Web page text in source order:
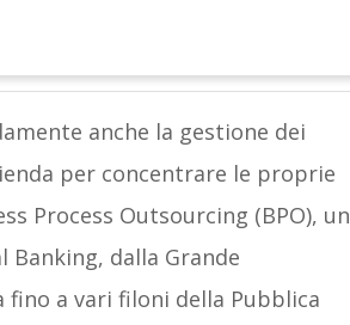
anche la gestione dei
per concentrare le proprie
Process Outsourcing (BPO), un
Banking, dalla Grande
a vari filoni della Pubblica